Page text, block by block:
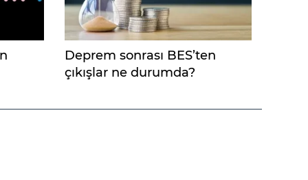
Deprem sonrası BES’ten
çıkışlar ne durumda?